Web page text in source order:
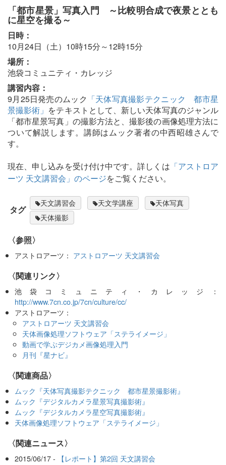
「都市星景」写真入門 ～比較明合成で夜景ととも
に星空を撮る～
日時：
10月24日（土）10時15分～12時15分
場所：
池袋コミュニティ・カレッジ
講習内容：
9月25日発売のムック 「天体写真撮影テクニック 都市星
景撮影術」 をテキストとして、新しい天体写真のジャンル
「都市星景写真」の撮影方法と、撮影後の画像処理方法に
ついて解説します。講師はムック著者の中西昭雄さんで
す。
現在、申し込みを受け付け中です。詳しくは 「アストロア
ーツ 天文講習会」のページをご覧ください。
タグ
天文講習会 天文学講座
天体写真
天体撮影
〈参照〉
アストロアーツ： アストロアーツ 天文講習会
〈関連リンク〉
池袋コミュニティ・カレッジ：
http://www.7cn.co.jp/7cn/culture/cc/
アストロアーツ：
アストロアーツ 天文講習会
天体画像処理ソフトウェア「ステライメージ」
動画で学ぶデジカメ画像処理入門
月刊『星ナビ』
〈関連商品〉
ムック『天体写真撮影テクニック 都市星景撮影術』
ムック『デジタルカメラ星景写真撮影術』
ムック『デジタルカメラ星空写真撮影術』
天体画像処理ソフトウェア「ステライメージ」
〈関連ニュース〉
2015/06/17 -
【レポート】第2回 天文講習会